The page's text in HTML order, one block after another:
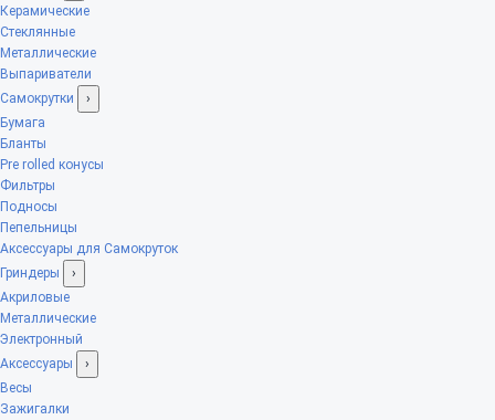
Керамические
Стеклянные
Металлические
Выпариватели
Самокрутки
›
Бумага
Бланты
Pre rolled конусы
Фильтры
Подносы
Пепельницы
Аксессуары для Самокруток
Гриндеры
›
Акриловые
Металлические
Электронный
Аксессуары
›
Весы
Зажигалки